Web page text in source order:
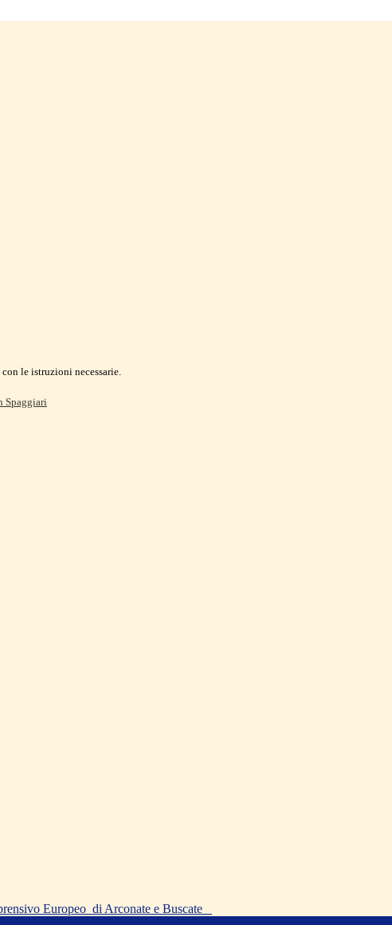
le istruzioni necessarie.
Spaggiari
Europeo di Arconate e Buscate